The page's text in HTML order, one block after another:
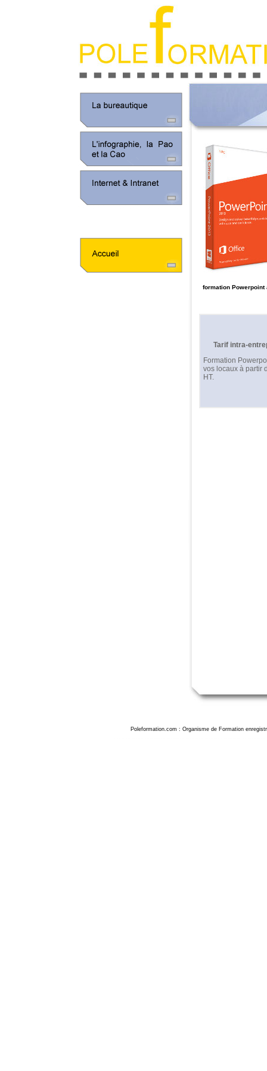
formation Powerpoint
Tarif intra-
Formation
vos locaux à partir
HT.
Poleformation.com : Organisme de Formation